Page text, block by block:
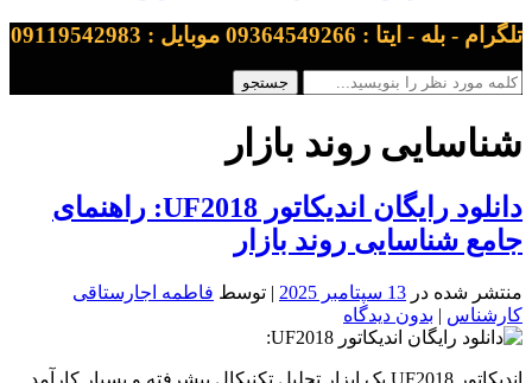
تلگرام - بله - ایتا : 09364549266 موبایل : 09119542983
شناسایی روند بازار
دانلود رایگان اندیکاتور UF2018: راهنمای
جامع شناسایی روند بازار
منتشر شده در 13 سپتامبر 2025 | توسط فاطمه اجارستاقی
کارشناس | بدون دیدگاه
اندیکاتور UF2018 یک ابزار تحلیل تکنیکال پیشرفته و بسیار کارآمد